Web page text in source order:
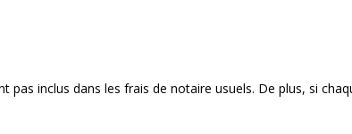
pas inclus dans les frais de notaire usuels. De plus, si